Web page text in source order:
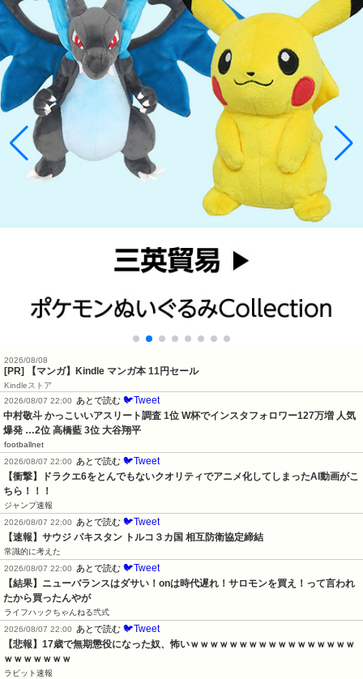
2026/08/08
[PR] 【マンガ】Kindle マンガ本 11円セール
Kindleストア
2026/08/07 22:00 あとで読む 🐦Tweet
中村敬斗 かっこいいアスリート調査 1位 W杯でインスタフォロワー127万増 人気
爆発 …2位 高橋藍 3位 大谷翔平
footballnet
2026/08/07 22:00 あとで読む 🐦Tweet
【衝撃】ドラクエ6をとんでもないクオリティでアニメ化してしまったAI動画がこ
ちら！！！
ジャンプ速報
2026/08/07 22:00 あとで読む 🐦Tweet
【速報】サウジ パキスタン トルコ３カ国 相互防衛協定締結
常識的に考えた
2026/08/07 22:00 あとで読む 🐦Tweet
【結果】ニューバランスはダサい！onは時代遅れ！サロモンを買え！って言われ
たから買ったんやが
ライフハックちゃんねる弐式
2026/08/07 22:00 あとで読む 🐦Tweet
【悲報】17歳で無期懲役になった奴、怖いｗｗｗｗｗｗｗｗｗｗｗｗｗｗｗｗｗ
ｗｗｗｗｗｗｗ
ラビット速報